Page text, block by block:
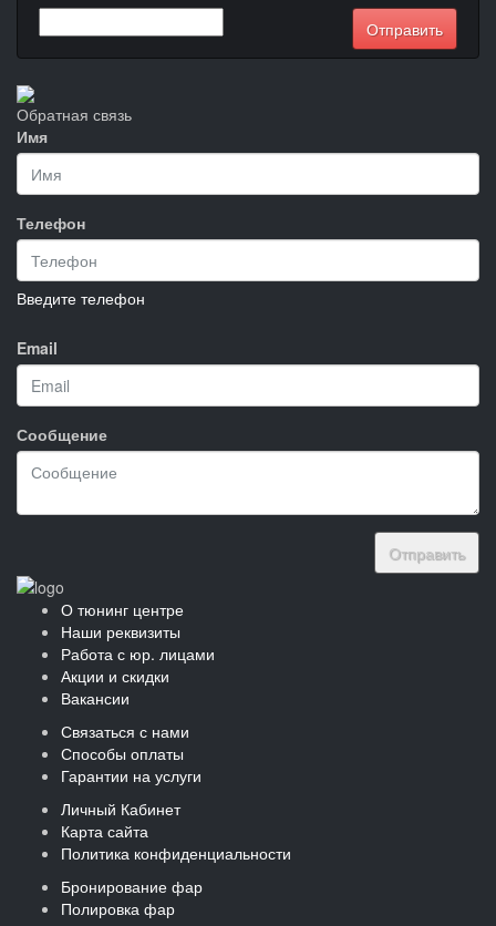
Обратная связь
Имя
Телефон
Введите телефон
Email
Сообщение
Отправить
О тюнинг центре
Наши реквизиты
Работа с юр. лицами
Акции и скидки
Вакансии
Связаться с нами
Способы оплаты
Гарантии на услуги
Личный Кабинет
Карта сайта
Политика конфиденциальности
Бронирование фар
Полировка фар